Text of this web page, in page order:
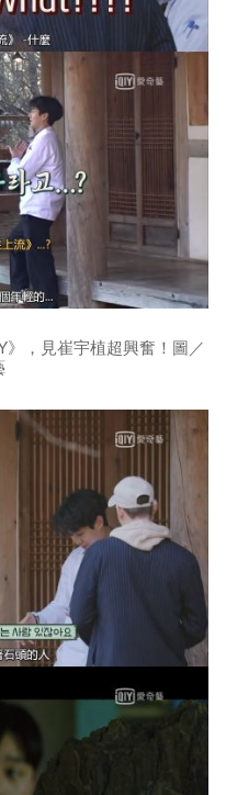
》，見崔宇植超興奮！圖／